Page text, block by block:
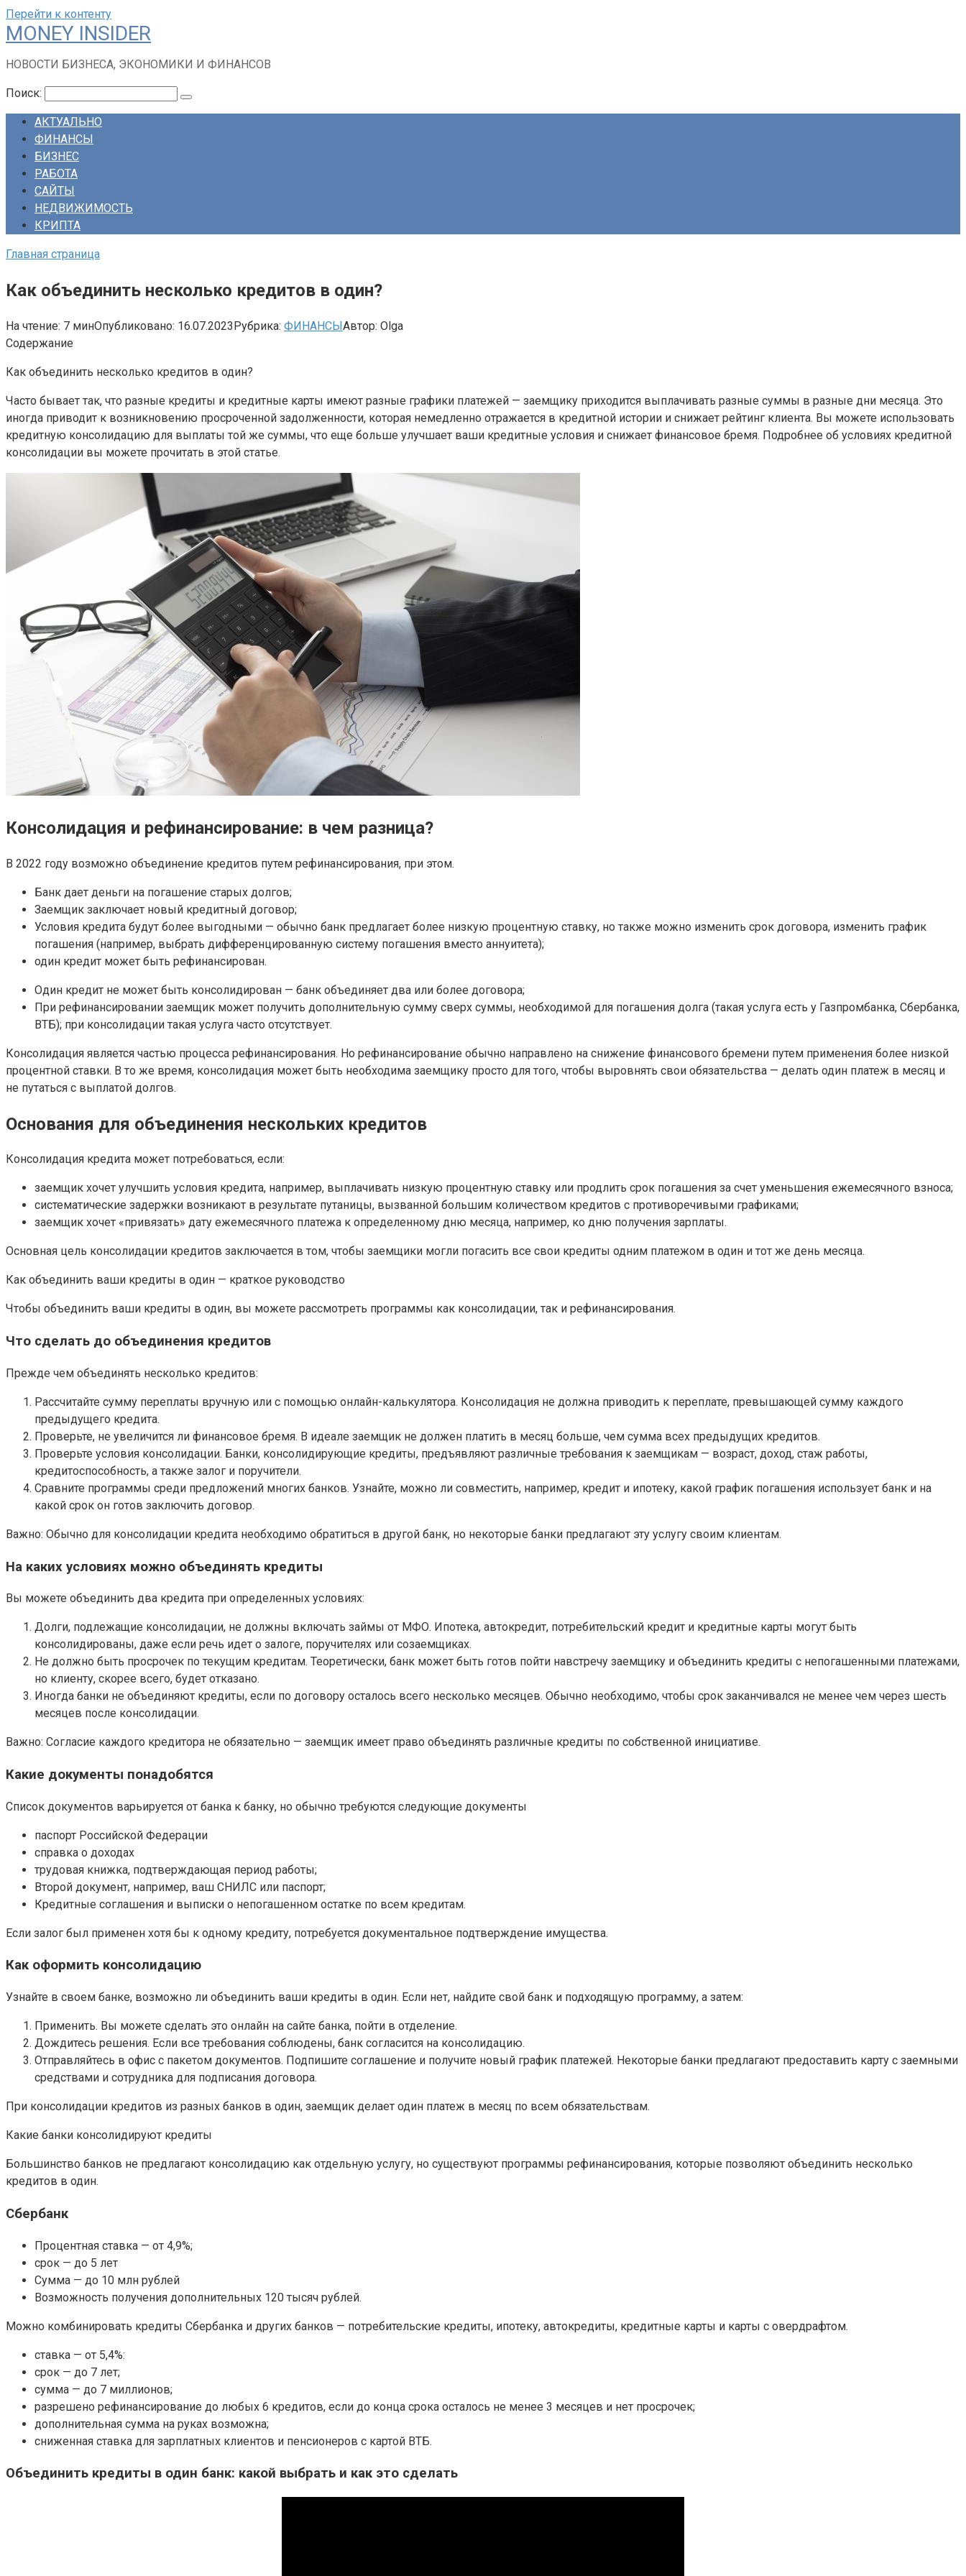
Перейти к контенту
MONEY INSIDER
НОВОСТИ БИЗНЕСА, ЭКОНОМИКИ И ФИНАНСОВ
Поиск:
АКТУАЛЬНО
ФИНАНСЫ
БИЗНЕС
РАБОТА
САЙТЫ
НЕДВИЖИМОСТЬ
КРИПТА
Главная страница
Как объединить несколько кредитов в один?
На чтение: 7 минОпубликовано: 16.07.2023Рубрика: ФИНАНСЫАвтор: Olga
Содержание
Как объединить несколько кредитов в один?
Часто бывает так, что разные кредиты и кредитные карты имеют разные графики платежей — заемщику приходится выплачивать разные суммы в разные дни месяца. Это
иногда приводит к возникновению просроченной задолженности, которая немедленно отражается в кредитной истории и снижает рейтинг клиента. Вы можете использовать
кредитную консолидацию для выплаты той же суммы, что еще больше улучшает ваши кредитные условия и снижает финансовое бремя. Подробнее об условиях кредитной
консолидации вы можете прочитать в этой статье.
Консолидация и рефинансирование: в чем разница?
В 2022 году возможно объединение кредитов путем рефинансирования, при этом.
Банк дает деньги на погашение старых долгов;
Заемщик заключает новый кредитный договор;
Условия кредита будут более выгодными — обычно банк предлагает более низкую процентную ставку, но также можно изменить срок договора, изменить график
погашения (например, выбрать дифференцированную систему погашения вместо аннуитета);
один кредит может быть рефинансирован.
Один кредит не может быть консолидирован — банк объединяет два или более договора;
При рефинансировании заемщик может получить дополнительную сумму сверх суммы, необходимой для погашения долга (такая услуга есть у Газпромбанка, Сбербанка,
ВТБ); при консолидации такая услуга часто отсутствует.
Консолидация является частью процесса рефинансирования. Но рефинансирование обычно направлено на снижение финансового бремени путем применения более низкой
процентной ставки. В то же время, консолидация может быть необходима заемщику просто для того, чтобы выровнять свои обязательства — делать один платеж в месяц и
не путаться с выплатой долгов.
Основания для объединения нескольких кредитов
Консолидация кредита может потребоваться, если:
заемщик хочет улучшить условия кредита, например, выплачивать низкую процентную ставку или продлить срок погашения за счет уменьшения ежемесячного взноса;
систематические задержки возникают в результате путаницы, вызванной большим количеством кредитов с противоречивыми графиками;
заемщик хочет «привязать» дату ежемесячного платежа к определенному дню месяца, например, ко дню получения зарплаты.
Основная цель консолидации кредитов заключается в том, чтобы заемщики могли погасить все свои кредиты одним платежом в один и тот же день месяца.
Как объединить ваши кредиты в один — краткое руководство
Чтобы объединить ваши кредиты в один, вы можете рассмотреть программы как консолидации, так и рефинансирования.
Что сделать до объединения кредитов
Прежде чем объединять несколько кредитов:
Рассчитайте сумму переплаты вручную или с помощью онлайн-калькулятора. Консолидация не должна приводить к переплате, превышающей сумму каждого
предыдущего кредита.
Проверьте, не увеличится ли финансовое бремя. В идеале заемщик не должен платить в месяц больше, чем сумма всех предыдущих кредитов.
Проверьте условия консолидации. Банки, консолидирующие кредиты, предъявляют различные требования к заемщикам — возраст, доход, стаж работы,
кредитоспособность, а также залог и поручители.
Сравните программы среди предложений многих банков. Узнайте, можно ли совместить, например, кредит и ипотеку, какой график погашения использует банк и на
какой срок он готов заключить договор.
Важно: Обычно для консолидации кредита необходимо обратиться в другой банк, но некоторые банки предлагают эту услугу своим клиентам.
На каких условиях можно объединять кредиты
Вы можете объединить два кредита при определенных условиях:
Долги, подлежащие консолидации, не должны включать займы от МФО. Ипотека, автокредит, потребительский кредит и кредитные карты могут быть
консолидированы, даже если речь идет о залоге, поручителях или созаемщиках.
Не должно быть просрочек по текущим кредитам. Теоретически, банк может быть готов пойти навстречу заемщику и объединить кредиты с непогашенными платежами,
но клиенту, скорее всего, будет отказано.
Иногда банки не объединяют кредиты, если по договору осталось всего несколько месяцев. Обычно необходимо, чтобы срок заканчивался не менее чем через шесть
месяцев после консолидации.
Важно: Согласие каждого кредитора не обязательно — заемщик имеет право объединять различные кредиты по собственной инициативе.
Какие документы понадобятся
Список документов варьируется от банка к банку, но обычно требуются следующие документы
паспорт Российской Федерации
справка о доходах
трудовая книжка, подтверждающая период работы;
Второй документ, например, ваш СНИЛС или паспорт;
Кредитные соглашения и выписки о непогашенном остатке по всем кредитам.
Если залог был применен хотя бы к одному кредиту, потребуется документальное подтверждение имущества.
Как оформить консолидацию
Узнайте в своем банке, возможно ли объединить ваши кредиты в один. Если нет, найдите свой банк и подходящую программу, а затем:
Применить. Вы можете сделать это онлайн на сайте банка, пойти в отделение.
Дождитесь решения. Если все требования соблюдены, банк согласится на консолидацию.
Отправляйтесь в офис с пакетом документов. Подпишите соглашение и получите новый график платежей. Некоторые банки предлагают предоставить карту с заемными
средствами и сотрудника для подписания договора.
При консолидации кредитов из разных банков в один, заемщик делает один платеж в месяц по всем обязательствам.
Какие банки консолидируют кредиты
Большинство банков не предлагают консолидацию как отдельную услугу, но существуют программы рефинансирования, которые позволяют объединить несколько
кредитов в один.
Сбербанк
Процентная ставка — от 4,9%;
срок — до 5 лет
Сумма — до 10 млн рублей
Возможность получения дополнительных 120 тысяч рублей.
Можно комбинировать кредиты Сбербанка и других банков — потребительские кредиты, ипотеку, автокредиты, кредитные карты и карты с овердрафтом.
ставка — от 5,4%:
срок — до 7 лет;
сумма — до 7 миллионов;
разрешено рефинансирование до любых 6 кредитов, если до конца срока осталось не менее 3 месяцев и нет просрочек;
дополнительная сумма на руках возможна;
сниженная ставка для зарплатных клиентов и пенсионеров с картой ВТБ.
Объединить кредиты в один банк: какой выбрать и как это сделать